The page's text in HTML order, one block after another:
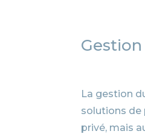
La gestion
solutions de
privé, mais